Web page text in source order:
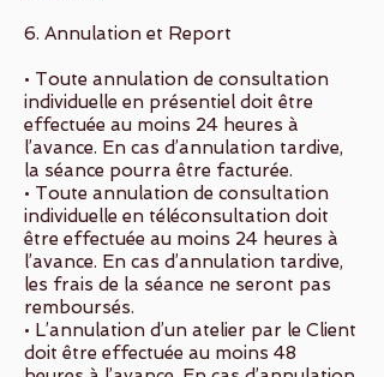
6. Annulation et Report
• Toute annulation de consultation
individuelle en présentiel doit être
effectuée au moins 24 heures à
l’avance. En cas d’annulation tardive,
la séance pourra être facturée.
• Toute annulation de consultation
individuelle en téléconsultation doit
être effectuée au moins 24 heures à
l’avance. En cas d’annulation tardive,
les frais de la séance ne seront pas
remboursés.
• L’annulation d’un atelier par le Client
doit être effectuée au moins 48